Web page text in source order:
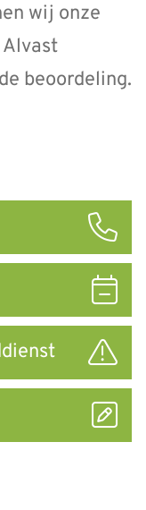
wij onze
beoordeling.